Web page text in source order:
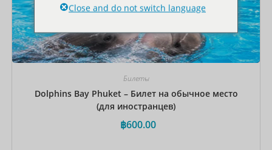
Билеты
Dolphins Bay Phuket – Билет на обычное место
(для иностранцев)
฿600.00
Close and do not switch language